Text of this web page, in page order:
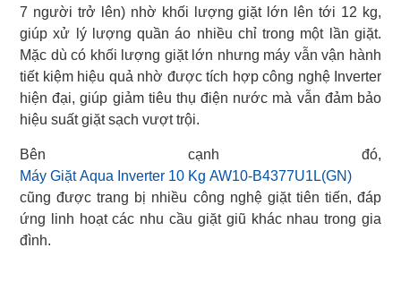
7 người trở lên) nhờ khối lượng giặt lớn lên tới 12 kg,
giúp xử lý lượng quần áo nhiều chỉ trong một lần giặt.
Mặc dù có khối lượng giặt lớn nhưng máy vẫn vận hành
tiết kiệm hiệu quả nhờ được tích hợp công nghệ Inverter
hiện đại, giúp giảm tiêu thụ điện nước mà vẫn đảm bảo
hiệu suất giặt sạch vượt trội.
Máy Giặt Aqua Inverter 10 Kg AW10-B4377U1L(GN)
cũng được trang bị nhiều công nghệ giặt tiên tiến, đáp
ứng linh hoạt các nhu cầu giặt giũ khác nhau trong gia
đình.